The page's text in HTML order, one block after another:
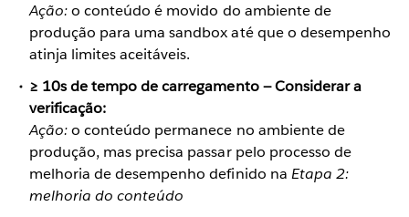
Ação:o conteúdo é movido do ambiente de
produção para uma sandbox até que o desempenho
atinja limites aceitáveis.
≥ 10s de tempo de carregamento — Considerar a
verificação:
Ação:o conteúdo permanece no ambiente de
produção, mas precisa passar pelo processo de
melhoria de desempenho definido na Etapa 2:
melhoria do conteúdo